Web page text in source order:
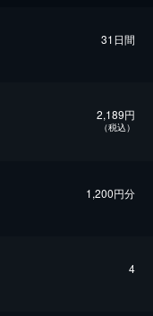
31日間
2,189円
（税込）
1,200円分
4